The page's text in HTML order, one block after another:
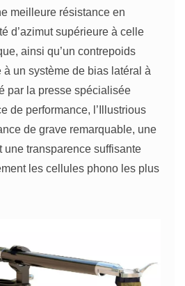
meilleure résistance en
d’azimut supérieure à celle
ainsi qu’un contrepoids
un système de bias latéral à
par la presse spécialisée
de performance, l’Illustrious
de grave remarquable, une
une transparence suffisante
les cellules phono les plus